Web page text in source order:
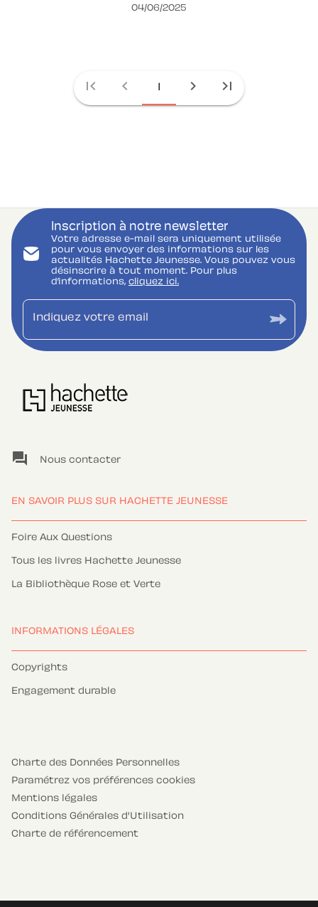
04/06/2025
first_page chevron_left chevron_right last_page
Inscription à notre newsletter
Votre adresse e-mail sera uniquement utilisée
pour vous envoyer des informations sur les
actualités Hachette Jeunesse. Vous pouvez vous
désinscrire à tout moment. Pour plus
d’informations, cliquez ici.
Indiquez votre email
question_answer Nous contacter
EN SAVOIR PLUS SUR HACHETTE JEUNESSE
Foire Aux Questions
Tous les livres Hachette Jeunesse
La Bibliothèque Rose et Verte
INFORMATIONS LÉGALES
Copyrights
Engagement durable
Charte des Données Personnelles
Paramétrez vos préférences cookies
Mentions légales
Conditions Générales d'Utilisation
Charte de référencement